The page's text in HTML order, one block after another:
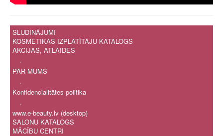
SLUDINĀJUMI
KOSMĒTIKAS IZPLATĪTĀJU KATALOGS
AKCIJAS, ATLAIDES
.
PAR MUMS
.
Konfidencialitātes politika
.
www.e-beauty.lv (desktop)
SALONU KATALOGS
MĀCĪBU CENTRI